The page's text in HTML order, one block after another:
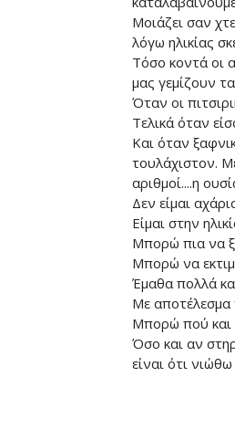
Μοιάζει σαν
λόγω ηλικίας
Τόσο κοντά οι
μας γεμίζουν
Όταν οι
Τελικά όταν
Και όταν
τουλάχιστον.
αριθμοί....η
Δεν είμαι
Είμαι στην
Μπορώ πια να
Μπορώ να
Έμαθα πολλά
Με αποτέλεσμα
Μπορώ πού και
Όσο και αν
είναι ότι